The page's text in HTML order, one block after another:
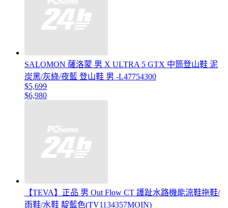
SALOMON 薩洛蒙 男 X ULTRA 5 GTX 中筒登山鞋 泥
炭黑/灰綠/夜藍 登山鞋 男 -L47754300
$5,699
$6,980
【TEVA】正品 男 Out Flow CT 護趾水路機能涼鞋拖鞋/
雨鞋/水鞋 靛藍色(TV1134357MOIN)